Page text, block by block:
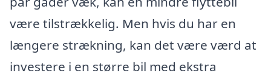
være tilstrækkelig. Men hvis du har en
længere strækning, kan det være værd at
investere i en større bil med ekstra